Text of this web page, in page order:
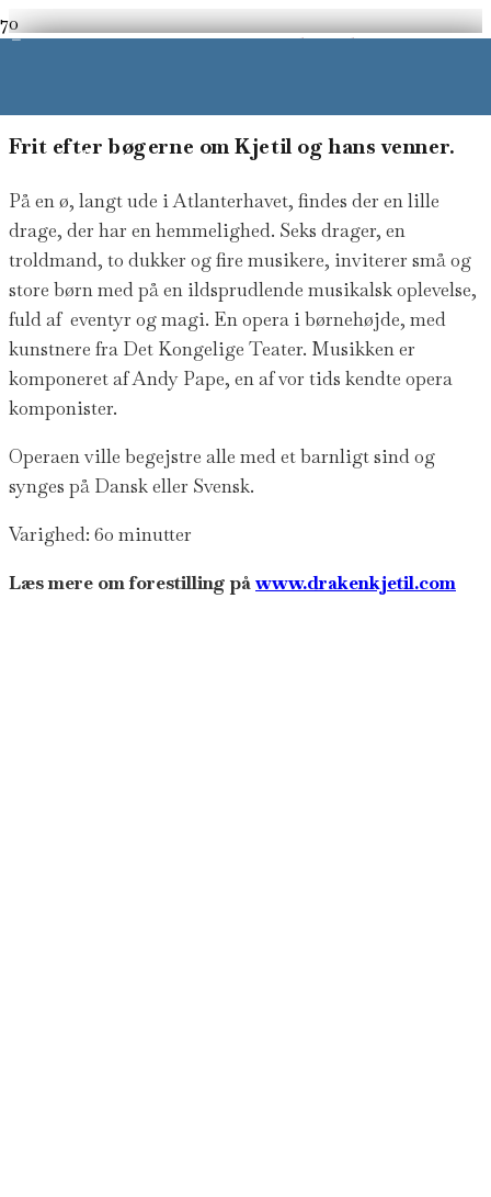
–
pera for alle
En Opera for hele
Frit efter bøgerne om Kjetil og hans venner.
På en ø, langt ude i Atlanterhavet, findes der en lille
drage, der har en hemmelighed. Seks drager, en
troldmand, to dukker og fire musikere, inviterer små og
store børn med på en ildsprudlende musikalsk oplevelse,
fuld af eventyr og magi. En opera i børnehøjde, med
kunstnere fra Det Kongelige Teater. Musikken er
komponeret af Andy Pape, en af vor tids kendte opera
komponister.
Operaen ville begejstre alle med et barnligt sind og
synges på Dansk eller Svensk.
Varighed: 60 minutter
Læs mere om forestilling påwww.drakenkjetil.com